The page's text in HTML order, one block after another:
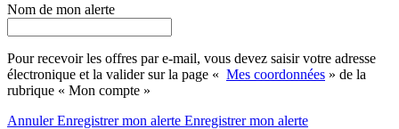
Nom de mon alerte
Pour recevoir les offres par e-mail, vous devez saisir votre adresse
électronique et la valider sur la page « Mes coordonnées » de la
rubrique « Mon compte »
AnnulerEnregistrer mon alerte Enregistrermon alerte